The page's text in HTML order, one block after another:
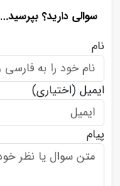
سوالی دارید؟ بپرسید...
نام
ایمیل (اختیاری)
پیام